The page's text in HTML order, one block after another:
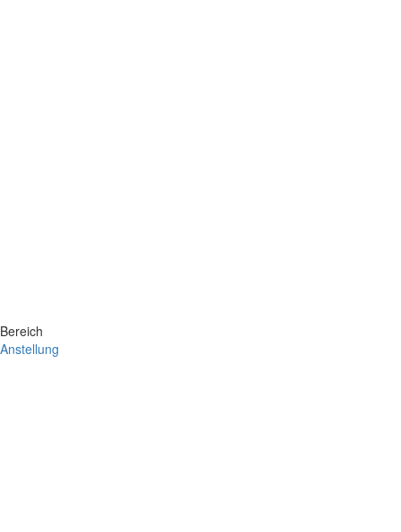
Bereich
Anstellung